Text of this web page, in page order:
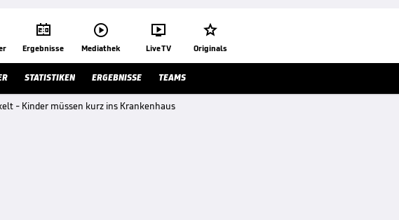

Ergebnisse

Mediathek

Live TV

Originals
STATISTIKEN ERGEBNISSE TEAMS
- Kinder müssen kurz ins Krankenhaus